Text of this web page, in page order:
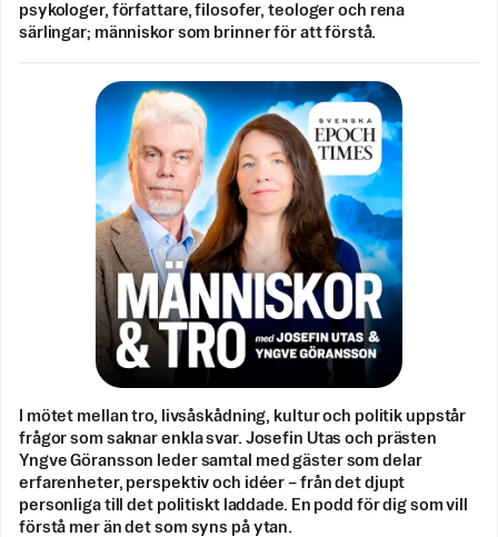
psykologer, författare, filosofer, teologer och rena
särlingar; människor som brinner för att förstå.
I mötet mellan tro, livsåskådning, kultur och politik uppstår
frågor som saknar enkla svar. Josefin Utas och prästen
Yngve Göransson leder samtal med gäster som delar
erfarenheter, perspektiv och idéer – från det djupt
personliga till det politiskt laddade. En podd för dig som vill
förstå mer än det som syns på ytan.